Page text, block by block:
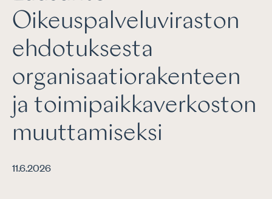
Oikeuspalveluviraston
ehdotuksesta
organisaatiorakenteen
ja toimipaikkaverkoston
muuttamiseksi
11.6.2026